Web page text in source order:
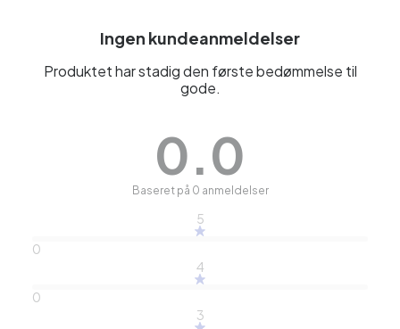
Ingen kundeanmeldelser
Produktet har stadig den første bedømmelse til
gode.
0.0
Baseret på 0 anmeldelser
5
0
4
0
3